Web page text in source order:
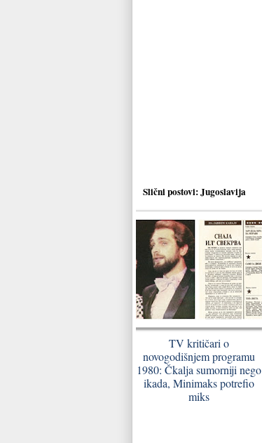
Slični postovi:Jugoslavija
TV kritičari o
novogodišnjem programu
1980: Čkalja sumorniji nego
ikada, Minimaks potrefio
miks